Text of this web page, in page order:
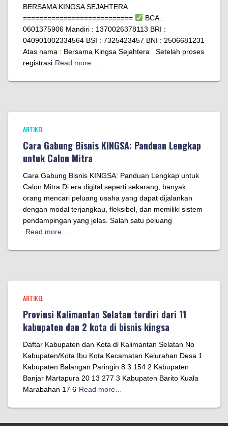
BERSAMA KINGSA SEJAHTERA
===========================
BCA :
0601375906 Mandiri : 1370026378113 BRI :
040901002334564 BSI : 7325423457 BNI : 2506681231
Atas nama : Bersama Kingsa Sejahtera Setelah proses
registrasi Read more…
ARTIKEL
Cara Gabung Bisnis KINGSA: Panduan Lengkap
untuk Calon Mitra
Cara Gabung Bisnis KINGSA: Panduan Lengkap untuk
Calon Mitra Di era digital seperti sekarang, banyak
orang mencari peluang usaha yang dapat dijalankan
dengan modal terjangkau, fleksibel, dan memiliki sistem
pendampingan yang jelas. Salah satu peluang
Read more…
ARTIKEL
Provinsi Kalimantan Selatan terdiri dari 11
kabupaten dan 2 kota di bisnis kingsa
Daftar Kabupaten dan Kota di Kalimantan Selatan No
Kabupaten/Kota Ibu Kota Kecamatan Kelurahan Desa 1
Kabupaten Balangan Paringin 8 3 154 2 Kabupaten
Banjar Martapura 20 13 277 3 Kabupaten Barito Kuala
Marabahan 17 6 Read more…